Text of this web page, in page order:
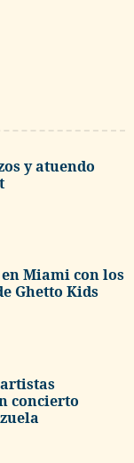
y atuendo
Miami con los
Ghetto Kids
concierto